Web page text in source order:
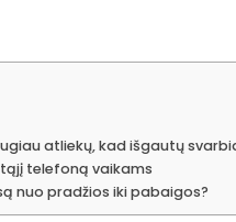
atliekų, kad išgautų
telefoną vaikams
nuo pradžios iki pabaigos?